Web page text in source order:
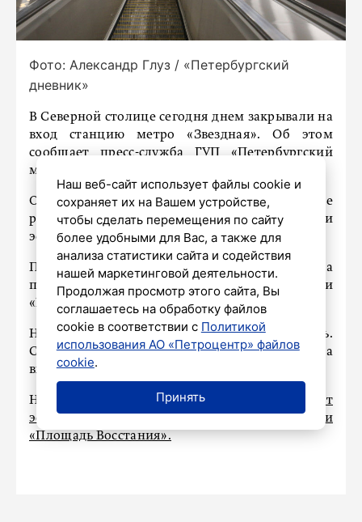
Фото: Александр Глуз / «Петербургский
дневник»
В Северной столице сегодня днем закрывали на
вход станцию метро «Звездная». Об этом
сообщает пресс-служба ГУП «Петербургский
метрополитен».
Отмечается, что «Звездная» некоторое время не
работала на вход из-за технической остановки
эскалатора.
Пресс-служба городской подземки просила
пользоваться соседними станциями
«Московская» и «Купчино».
Неполадку удалось оперативно устранить.
Сейчас станция работает в штатном режиме на
вход и выход.
Напомним, ранее мы писали о том, что
ремонт
эскалатора внесет изменения в работу станции
«Площадь Восстания».
Наш веб-сайт использует файлы cookie и
сохраняет их на Вашем устройстве,
чтобы сделать перемещения по сайту
более удобными для Вас, а также для
анализа статистики сайта и содействия
нашей маркетинговой деятельности.
Продолжая просмотр этого сайта, Вы
соглашаетесь на обработку файлов
cookie в соответствии с Политикой
использования АО «Петроцентр» файлов
cookie.
Принять